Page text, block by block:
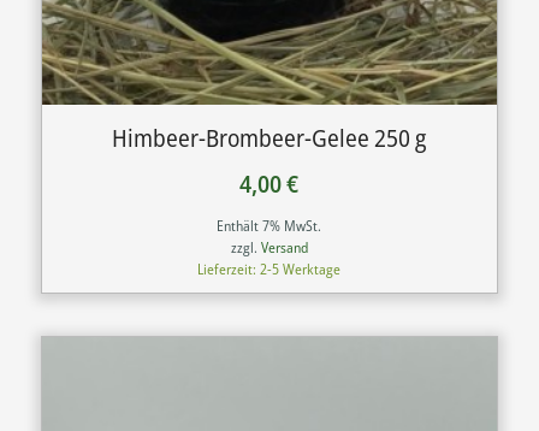
Himbeer-Brombeer-Gelee 250 g
4,00€
Enthält 7% MwSt.
zzgl. Versand
Lieferzeit: 2-5 Werktage